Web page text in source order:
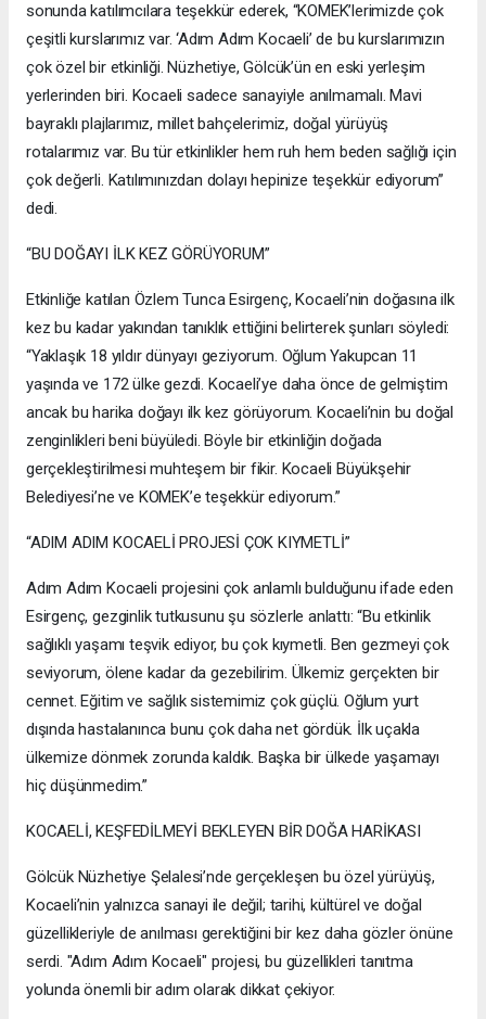
sonunda katılımcılara teşekkür ederek, “KOMEK’lerimizde çok
çeşitli kurslarımız var. ‘Adım Adım Kocaeli’ de bu kurslarımızın
çok özel bir etkinliği. Nüzhetiye, Gölcük’ün en eski yerleşim
yerlerinden biri. Kocaeli sadece sanayiyle anılmamalı. Mavi
bayraklı plajlarımız, millet bahçelerimiz, doğal yürüyüş
rotalarımız var. Bu tür etkinlikler hem ruh hem beden sağlığı için
çok değerli. Katılımınızdan dolayı hepinize teşekkür ediyorum”
dedi.
“BU DOĞAYI İLK KEZ GÖRÜYORUM”
Etkinliğe katılan Özlem Tunca Esirgenç, Kocaeli’nin doğasına ilk
kez bu kadar yakından tanıklık ettiğini belirterek şunları söyledi:
“Yaklaşık 18 yıldır dünyayı geziyorum. Oğlum Yakupcan 11
yaşında ve 172 ülke gezdi. Kocaeli’ye daha önce de gelmiştim
ancak bu harika doğayı ilk kez görüyorum. Kocaeli’nin bu doğal
zenginlikleri beni büyüledi. Böyle bir etkinliğin doğada
gerçekleştirilmesi muhteşem bir fikir. Kocaeli Büyükşehir
Belediyesi’ne ve KOMEK’e teşekkür ediyorum.”
“ADIM ADIM KOCAELİ PROJESİ ÇOK KIYMETLİ”
Adım Adım Kocaeli projesini çok anlamlı bulduğunu ifade eden
Esirgenç, gezginlik tutkusunu şu sözlerle anlattı: “Bu etkinlik
sağlıklı yaşamı teşvik ediyor, bu çok kıymetli. Ben gezmeyi çok
seviyorum, ölene kadar da gezebilirim. Ülkemiz gerçekten bir
cennet. Eğitim ve sağlık sistemimiz çok güçlü. Oğlum yurt
dışında hastalanınca bunu çok daha net gördük. İlk uçakla
ülkemize dönmek zorunda kaldık. Başka bir ülkede yaşamayı
hiç düşünmedim.”
KOCAELİ, KEŞFEDİLMEYİ BEKLEYEN BİR DOĞA HARİKASI
Gölcük Nüzhetiye Şelalesi’nde gerçekleşen bu özel yürüyüş,
Kocaeli’nin yalnızca sanayi ile değil; tarihi, kültürel ve doğal
güzellikleriyle de anılması gerektiğini bir kez daha gözler önüne
serdi. "Adım Adım Kocaeli" projesi, bu güzellikleri tanıtma
yolunda önemli bir adım olarak dikkat çekiyor.